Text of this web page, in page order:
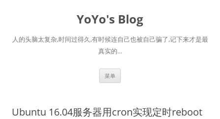
YoYo's Blog
人的头脑太复杂,时间过得久,有时候连自己也被自己骗了,记下来才是最
真实的…
菜单
Ubuntu 16.04服务器用cron实现定时reboot